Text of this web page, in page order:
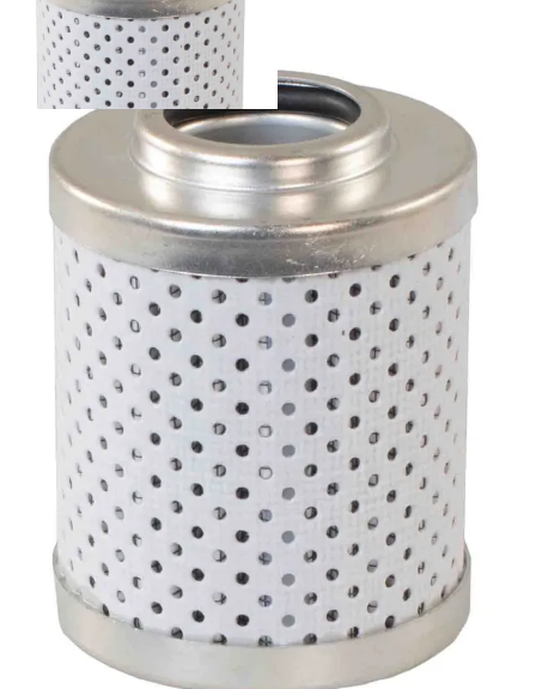
DHD35G03B - Filtrec suodatinelementti
Palvelut
Suunnitteluratkaisut
Hydrauliikkaletkut
Erikoisletkut
Kokoonpano ja räätälöinti
Päävarasto
Digitaaliset tilauskanavat
Myymälät
Palveluvarastot
Ennakoiva kartoitus
Enerpac-huolto
24h päivystys
Tekninen tuki
Sylinterilaskuri
Sähköteholaskuri
Virtausnopeuslaskuri
Hammaspyöräpumpun tilavuuslaskuri
Hydrauliteholaskuri
Teollisuusletkuhaku
Suodatinhaku
Magneettikelahaku